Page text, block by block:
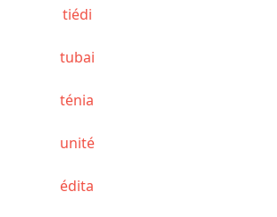
tiédi
tubai
ténia
unité
édita